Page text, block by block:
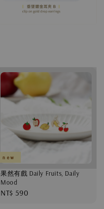
n e w
果然有戲 Daily Fruits, Daily
Mood
Regular
NT$ 590